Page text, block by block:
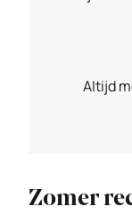
Altijd
Zomer